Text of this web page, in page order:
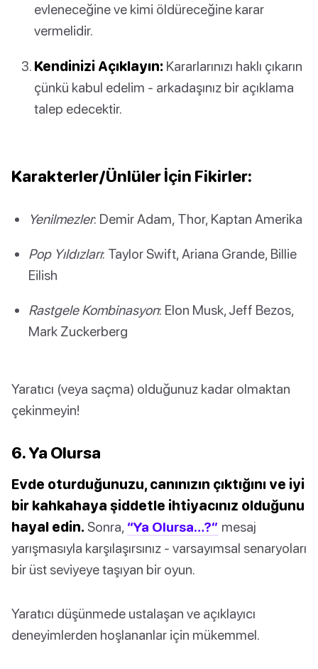
evleneceğine ve kimi öldüreceğine karar
vermelidir.
Kendinizi Açıklayın: Kararlarınızı haklı çıkarın
çünkü kabul edelim - arkadaşınız bir açıklama
talep edecektir.
Karakterler/Ünlüler İçin Fikirler:
Yenilmezler: Demir Adam, Thor, Kaptan Amerika
Pop Yıldızları: Taylor Swift, Ariana Grande, Billie
Eilish
Rastgele Kombinasyon: Elon Musk, Jeff Bezos,
Mark Zuckerberg
Yaratıcı (veya saçma) olduğunuz kadar olmaktan
çekinmeyin!
6. Ya Olursa
Evde oturduğunuzu, canınızın çıktığını ve iyi
bir kahkahaya şiddetle ihtiyacınız olduğunu
hayal edin. Sonra, “Ya Olursa…?” mesaj
yarışmasıyla karşılaşırsınız - varsayımsal senaryoları
bir üst seviyeye taşıyan bir oyun.
Yaratıcı düşünmede ustalaşan ve açıklayıcı
deneyimlerden hoşlananlar için mükemmel.